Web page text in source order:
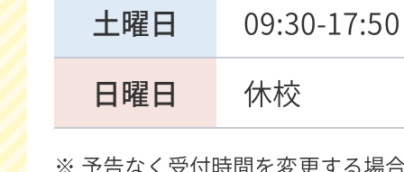
土曜日
09:30-17:50
日曜日
休校